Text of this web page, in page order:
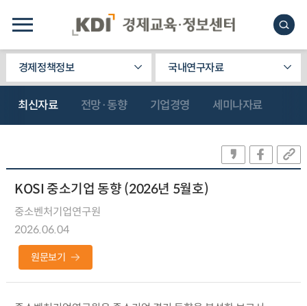
경제정책정보 국내연구자료
최신자료 전망·동향 기업경영 세미나자료
KOSI 중소기업 동향 (2026년 5월호)
중소벤처기업연구원
2026.06.04
원문보기